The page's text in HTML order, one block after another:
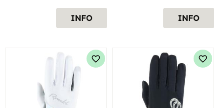
INFO INFO
Lägg till i favoriter